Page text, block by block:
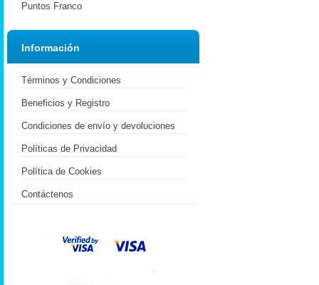
Puntos Franco
Información
Términos y Condiciones
Beneficios y Registro
Condiciones de envío y devoluciones
Políticas de Privacidad
Política de Cookies
Contáctenos
.